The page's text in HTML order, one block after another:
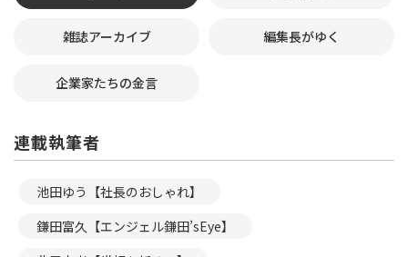
雑誌アーカイブ 編集長がゆく
企業家たちの金言
連載執筆者
池田ゆう【社長のおしゃれ】
鎌田富久【エンジェル鎌田’sEye】